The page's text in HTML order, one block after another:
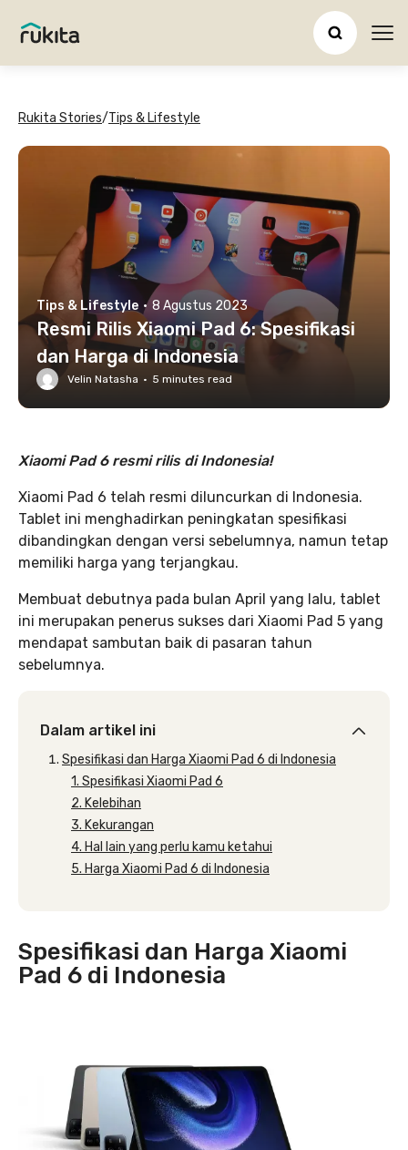
Rukita Stories/Tips & Lifestyle
Tips & Lifestyle · 8 Agustus 2023
Resmi Rilis Xiaomi Pad 6: Spesifikasi
dan Harga di Indonesia
Velin Natasha · 5 minutes read
Xiaomi Pad 6 resmi rilis di Indonesia!
Xiaomi Pad 6 telah resmi diluncurkan di Indonesia.
Tablet ini menghadirkan peningkatan spesifikasi
dibandingkan dengan versi sebelumnya, namun tetap
memiliki harga yang terjangkau.
Membuat debutnya pada bulan April yang lalu, tablet
ini merupakan penerus sukses dari Xiaomi Pad 5 yang
mendapat sambutan baik di pasaran tahun
sebelumnya.
Dalam artikel ini
Spesifikasi dan Harga Xiaomi Pad 6 di Indonesia
1. Spesifikasi Xiaomi Pad 6
2. Kelebihan
3. Kekurangan
4. Hal lain yang perlu kamu ketahui
5. Harga Xiaomi Pad 6 di Indonesia
Spesifikasi dan Harga Xiaomi
Pad 6 di Indonesia